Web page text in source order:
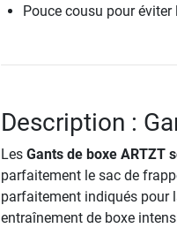
Pouce cousu pour éviter
Description :
Les Gants de boxe ARTZT
parfaitement le sac de
parfaitement indiqués pour
entraînement de boxe